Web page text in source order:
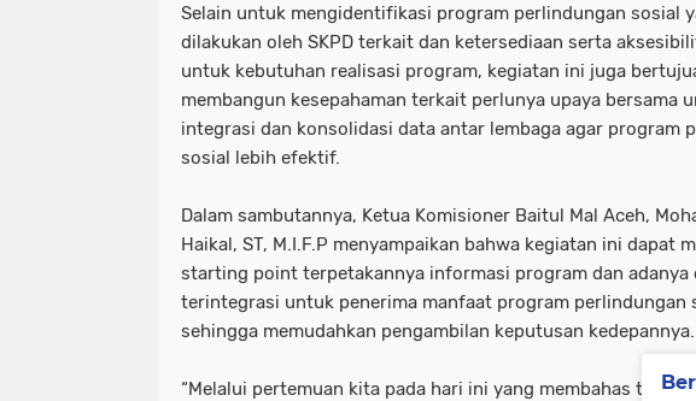
Selain untuk mengidentifikasi program perlindungan sosial
dilakukan oleh SKPD terkait dan ketersediaan serta
untuk kebutuhan realisasi program, kegiatan ini juga
membangun kesepahaman terkait perlunya upaya bersama
integrasi dan konsolidasi data antar lembaga agar program
sosial lebih efektif.
Dalam sambutannya, Ketua Komisioner Baitul Mal Aceh,
Haikal, ST, M.I.F.P menyampaikan bahwa kegiatan ini dapat
starting point terpetakannya informasi program dan adanya
terintegrasi untuk penerima manfaat program perlindungan
sehingga memudahkan pengambilan keputusan kedepannya.
“Melalui pertemuan kita pada hari ini yang membahas